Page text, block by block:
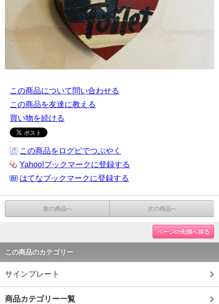
この商品について問い合わせる
この商品を友達に教える
買い物を続ける
この商品をログピでつぶやく
Yahoo!ブックマークに登録する
はてなブックマークに登録する
前の商品へ 次の商品へ
ページの先頭へ戻る
この商品のカテゴリー
サインプレート
商品カテゴリー一覧